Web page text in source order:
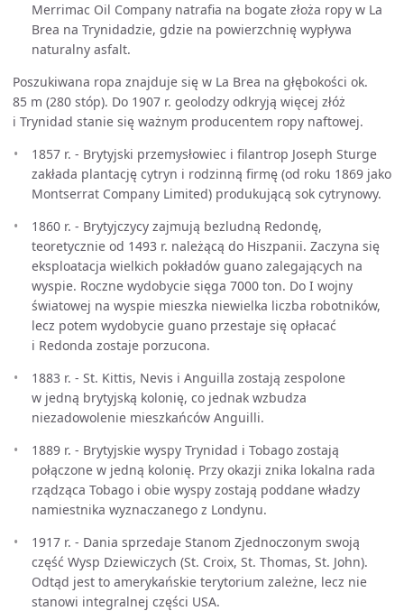
Merrimac Oil Company natrafia na bogate złoża ropy w La
Brea na Trynidadzie, gdzie na powierzchnię wypływa
naturalny asfalt.
Poszukiwana ropa znajduje się w La Brea na głębokości ok.
85 m (280 stóp). Do 1907 r. geolodzy odkryją więcej złóż
i Trynidad stanie się ważnym producentem ropy naftowej.
1857 r. - Brytyjski przemysłowiec i filantrop Joseph Sturge
zakłada plantację cytryn i rodzinną firmę (od roku 1869 jako
Montserrat Company Limited) produkującą sok cytrynowy.
1860 r. - Brytyjczycy zajmują bezludną Redondę,
teoretycznie od 1493 r. należącą do Hiszpanii. Zaczyna się
eksploatacja wielkich pokładów guano zalegających na
wyspie. Roczne wydobycie sięga 7000 ton. Do I wojny
światowej na wyspie mieszka niewielka liczba robotników,
lecz potem wydobycie guano przestaje się opłacać
i Redonda zostaje porzucona.
1883 r. - St. Kittis, Nevis i Anguilla zostają zespolone
w jedną brytyjską kolonię, co jednak wzbudza
niezadowolenie mieszkańców Anguilli.
1889 r. - Brytyjskie wyspy Trynidad i Tobago zostają
połączone w jedną kolonię. Przy okazji znika lokalna rada
rządząca Tobago i obie wyspy zostają poddane władzy
namiestnika wyznaczanego z Londynu.
1917 r. - Dania sprzedaje Stanom Zjednoczonym swoją
część Wysp Dziewiczych (St. Croix, St. Thomas, St. John).
Odtąd jest to amerykańskie terytorium zależne, lecz nie
stanowi integralnej części USA.